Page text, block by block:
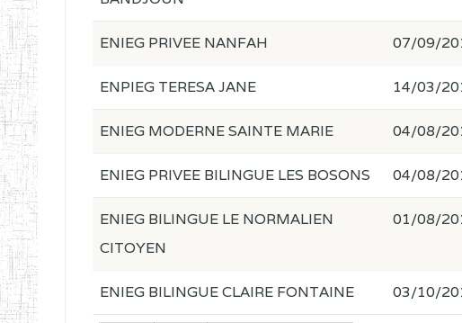
ENIEG PRIVEE NANFAH 07/09/
ENPIEG TERESA JANE 14/03/
ENIEG MODERNE SAINTE MARIE 04/08/
ENIEG PRIVEE BILINGUE LES BOSONS 04/08/
ENIEG BILINGUE LE NORMALIEN
CITOYEN
01/08/
ENIEG BILINGUE CLAIRE FONTAINE 03/10/